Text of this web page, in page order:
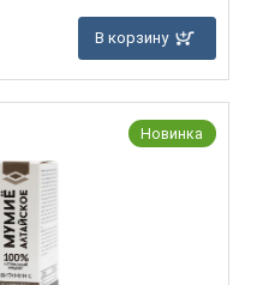
В корзину
Новинка